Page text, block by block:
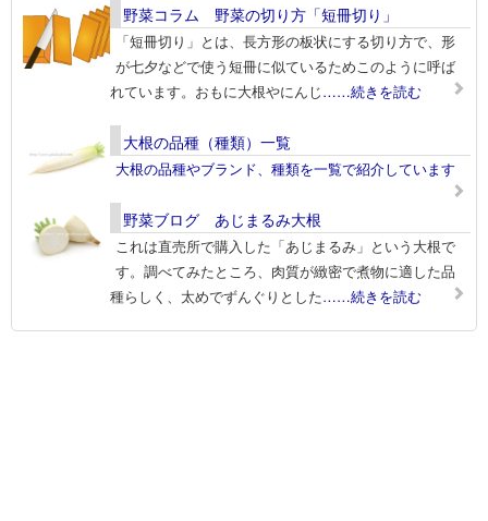
野菜コラム 野菜の切り方「短冊切り」
「短冊切り」とは、長方形の板状にする切り方で、形
が七夕などで使う短冊に似ているためこのように呼ば
れています。おもに大根やにんじ……続きを読む
大根の品種（種類）一覧
大根の品種やブランド、種類を一覧で紹介しています
野菜ブログ あじまるみ大根
これは直売所で購入した「あじまるみ」という大根で
す。調べてみたところ、肉質が緻密で煮物に適した品
種らしく、太めでずんぐりとした……続きを読む